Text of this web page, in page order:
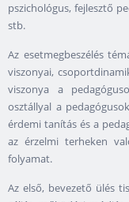
pszichológus, fejlesztő
stb.
Az esetmegbeszélés
viszonyai,
viszonya a
osztállyal a
érdemi tanítás és a
az érzelmi terheken
folyamat.
Az első, bevezető ülés